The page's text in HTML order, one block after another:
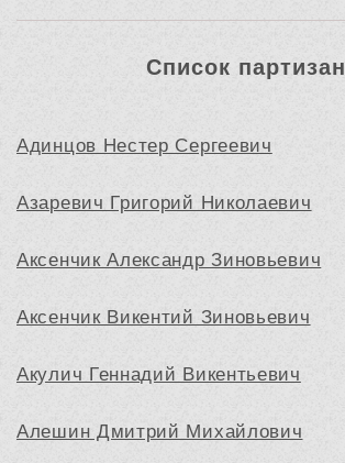
Список партизан
Адинцов Нестер Сергеевич
Азаревич Григорий Николаевич
Аксенчик Александр Зиновьевич
Аксенчик Викентий Зиновьевич
Акулич Геннадий Викентьевич
Алешин Дмитрий Михайлович